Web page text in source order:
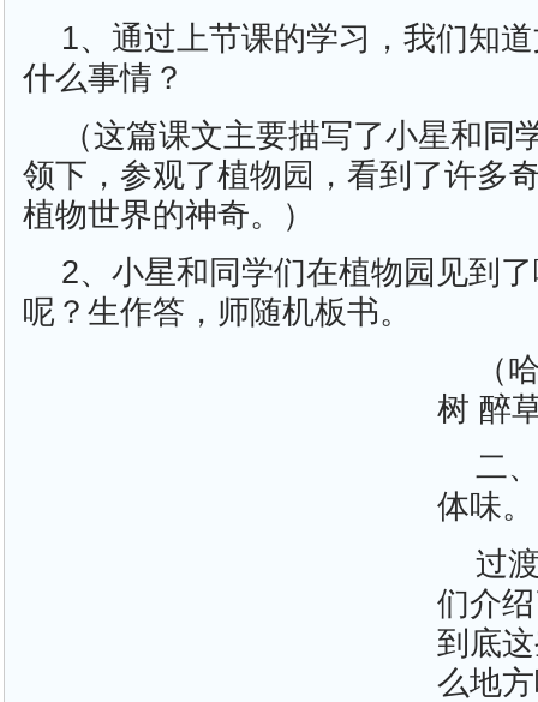
1、通过上节课的学习，我们知
什么事情？
（这篇课文主要描写了小星和同
领下，参观了植物园，看到了许多
植物世界的神奇。）
2、小星和同学们在植物园见到
呢？生作答，师随机板书。
（
树 醉
二
体味。
过
们介
到底
么地